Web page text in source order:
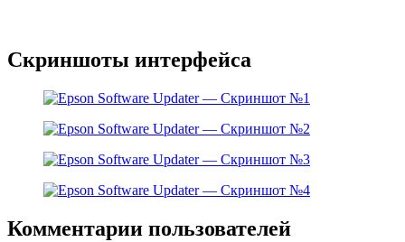
Скриншоты интерфейса
Комментарии пользователей